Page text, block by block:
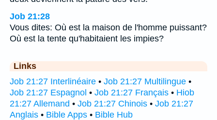
Job 21:28
Vous dites: Où est la maison de l'homme puissant?
Où est la tente qu'habitaient les impies?
Links
Job 21:27 Interlinéaire • Job 21:27 Multilingue •
Job 21:27 Espagnol • Job 21:27 Français • Hiob
21:27 Allemand • Job 21:27 Chinois • Job 21:27
Anglais • Bible Apps • Bible Hub